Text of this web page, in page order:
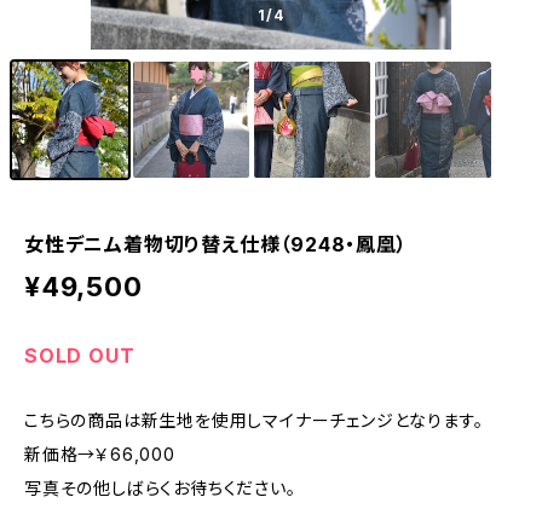
1/4
女性デニム着物切り替え仕様（9248・鳳凰）
¥49,500
SOLD OUT
こちらの商品は新生地を使用しマイナーチェンジとなります。
新価格→￥66,000
写真その他しばらくお待ちください。